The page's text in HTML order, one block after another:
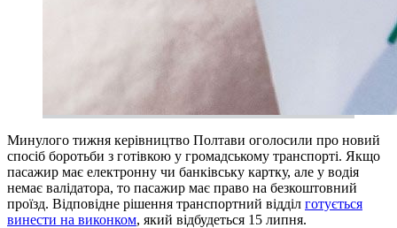
Минулого тижня керівництво Полтави оголосили про новий
спосіб боротьби з готівкою у громадському транспорті. Якщо
пасажир має електронну чи банківську картку, але у водія
немає валідатора, то пасажир має право на безкоштовний
проїзд. Відповідне рішення транспортний відділ готується
винести на виконком, який відбудеться 15 липня.